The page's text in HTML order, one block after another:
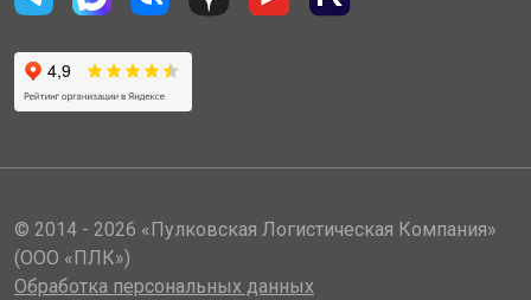
© 2014 - 2026 «Пулковская Логистическая Компания»
(ООО «ПЛК»)
Обработка персональных данных